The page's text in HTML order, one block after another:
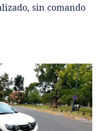
sin comando